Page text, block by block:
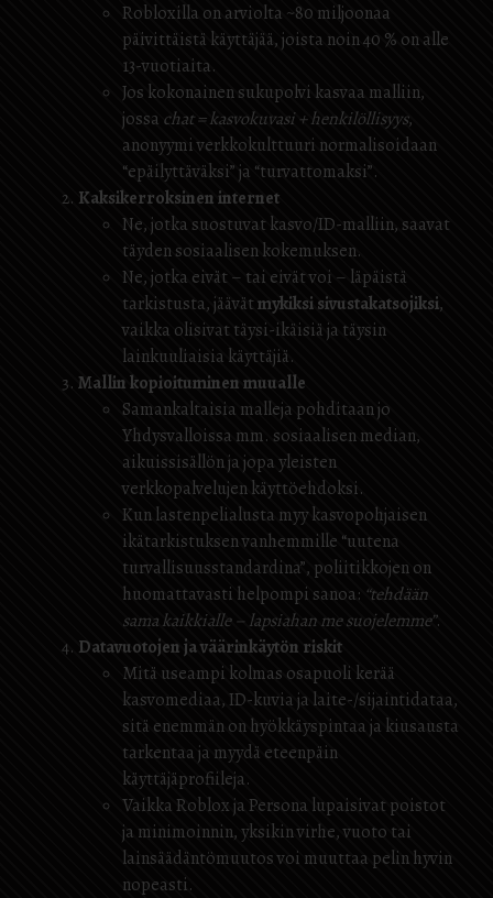
Robloxilla on arviolta ~80 miljoonaa
päivittäistä käyttäjää, joista noin 40 % on alle
13-vuotiaita.
Jos kokonainen sukupolvi kasvaa malliin,
jossa chat = kasvokuvasi + henkilöllisyys,
anonyymi verkkokulttuuri normalisoidaan
“epäilyttäväksi” ja “turvattomaksi”.
Kaksikerroksinen internet
Ne, jotka suostuvat kasvo/ID-malliin, saavat
täyden sosiaalisen kokemuksen.
Ne, jotka eivät – tai eivät voi – läpäistä
tarkistusta, jäävätmykiksi sivustakatsojiksi,
vaikka olisivat täysi-ikäisiä ja täysin
lainkuuliaisia käyttäjiä.
Mallin kopioituminen muualle
Samankaltaisia malleja pohditaan jo
Yhdysvalloissa mm. sosiaalisen median,
aikuissisällön ja jopa yleisten
verkkopalvelujen käyttöehdoksi.
Kun lastenpelialusta myy kasvopohjaisen
ikätarkistuksen vanhemmille “uutena
turvallisuusstandardina”, poliitikkojen on
huomattavasti helpompi sanoa: “tehdään
sama kaikkialle – lapsiahan me suojelemme”.
Datavuotojen ja väärinkäytön riskit
Mitä useampi kolmas osapuoli kerää
kasvomediaa, ID-kuvia ja laite-/sijaintidataa,
sitä enemmän on hyökkäyspintaa ja kiusausta
tarkentaa ja myydä eteenpäin
käyttäjäprofiileja.
Vaikka Roblox ja Persona lupaisivat poistot
ja minimoinnin, yksikin virhe, vuoto tai
lainsäädäntömuutos voi muuttaa pelin hyvin
nopeasti.